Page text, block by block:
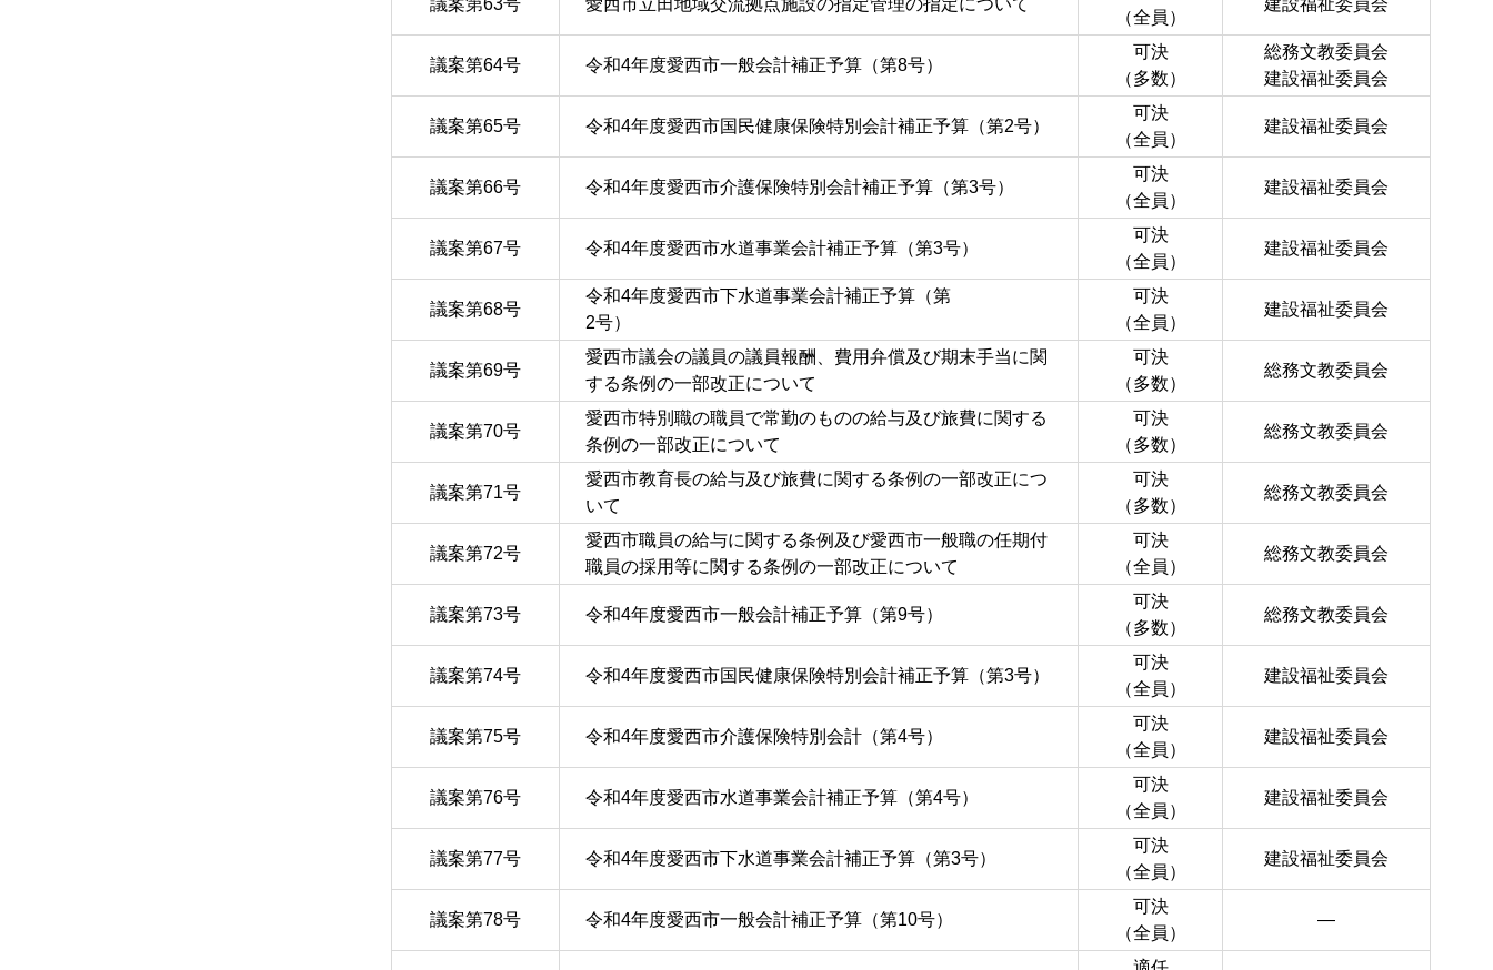
議案第63号 愛西市立田地域交流拠点施設の指定管理の指定について
（全員）
建設福祉委員会
議案第64号 令和4年度愛西市一般会計補正予算（第8号）
可決
（多数）
総務文教委員会
建設福祉委員会
議案第65号 令和4年度愛西市国民健康保険特別会計補正予算（第2号）
可決
（全員）
建設福祉委員会
議案第66号 令和4年度愛西市介護保険特別会計補正予算（第3号）
可決
（全員）
建設福祉委員会
議案第67号 令和4年度愛西市水道事業会計補正予算（第3号）
可決
（全員）
建設福祉委員会
議案第68号
令和4年度愛西市下水道事業会計補正予算（第
2号）
可決
（全員）
建設福祉委員会
議案第69号
愛西市議会の議員の議員報酬、費用弁償及び期末手当に関
する条例の一部改正について
可決
（多数）
総務文教委員会
議案第70号
愛西市特別職の職員で常勤のものの給与及び旅費に関する
条例の一部改正について
可決
（多数）
総務文教委員会
議案第71号
愛西市教育長の給与及び旅費に関する条例の一部改正につ
いて
可決
（多数）
総務文教委員会
議案第72号
愛西市職員の給与に関する条例及び愛西市一般職の任期付
職員の採用等に関する条例の一部改正について
可決
（全員）
総務文教委員会
議案第73号 令和4年度愛西市一般会計補正予算（第9号）
可決
（多数）
総務文教委員会
議案第74号 令和4年度愛西市国民健康保険特別会計補正予算（第3号）
可決
（全員）
建設福祉委員会
議案第75号 令和4年度愛西市介護保険特別会計（第4号）
可決
（全員）
建設福祉委員会
議案第76号 令和4年度愛西市水道事業会計補正予算（第4号）
可決
（全員）
建設福祉委員会
議案第77号 令和4年度愛西市下水道事業会計補正予算（第3号）
可決
（全員）
建設福祉委員会
議案第78号 令和4年度愛西市一般会計補正予算（第10号）
可決
（全員）
―